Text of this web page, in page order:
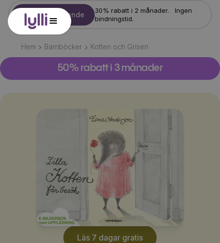
Starta erbjudande
30% rabatt i 2 månader. Ingen
bindningstid.
Hem Barnböcker Kotten och Grisen
50% rabatt i 3 månader
Läs 7 dagar gratis